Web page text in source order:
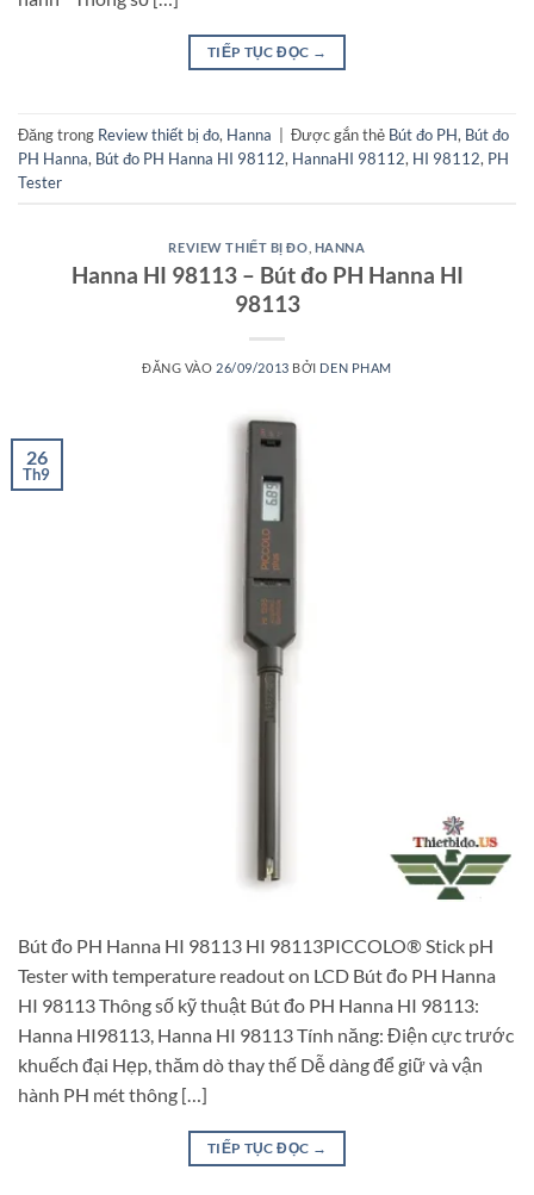
TIẾP TỤC ĐỌC →
Đăng trong Review thiết bị đo, Hanna | Được gắn thẻ Bút đo PH, Bút đo
PH Hanna, Bút đo PH Hanna HI 98112, HannaHI 98112, HI 98112, PH
Tester
REVIEW THIẾT BỊ ĐO HANNA
Hanna HI 98113 – Bút đo PH Hanna HI
98113
ĐĂNG VÀO 26/09/2013 BỞI DEN PHAM
26
Th9
Bút đo PH Hanna HI 98113 HI 98113PICCOLO® Stick pH
Tester with temperature readout on LCD Bút đo PH Hanna
HI 98113 Thông số kỹ thuật Bút đo PH Hanna HI 98113:
Hanna HI98113, Hanna HI 98113 Tính năng: Điện cực trước
khuếch đại Hẹp, thăm dò thay thế Dễ dàng để giữ và vận
hành PH mét thông […]
TIẾP TỤC ĐỌC →